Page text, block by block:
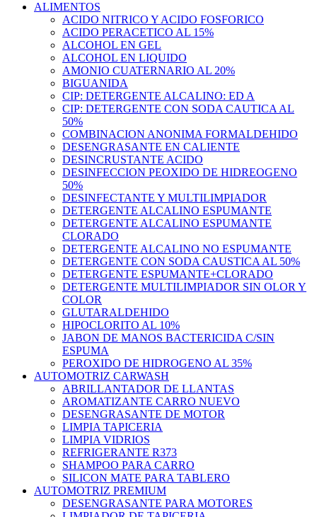
ALIMENTOS
ACIDO NITRICO Y ACIDO FOSFORICO
ACIDO PERACETICO AL 15%
ALCOHOL EN GEL
ALCOHOL EN LIQUIDO
AMONIO CUATERNARIO AL 20%
BIGUANIDA
CIP: DETERGENTE ALCALINO: ED A
CIP: DETERGENTE CON SODA CAUTICA AL
50%
COMBINACION ANONIMA FORMALDEHIDO
DESENGRASANTE EN CALIENTE
DESINCRUSTANTE ACIDO
DESINFECCION PEOXIDO DE HIDREOGENO
50%
DESINFECTANTE Y MULTILIMPIADOR
DETERGENTE ALCALINO ESPUMANTE
DETERGENTE ALCALINO ESPUMANTE
CLORADO
DETERGENTE ALCALINO NO ESPUMANTE
DETERGENTE CON SODA CAUSTICA AL 50%
DETERGENTE ESPUMANTE+CLORADO
DETERGENTE MULTILIMPIADOR SIN OLOR Y
COLOR
GLUTARALDEHIDO
HIPOCLORITO AL 10%
JABON DE MANOS BACTERICIDA C/SIN
ESPUMA
PEROXIDO DE HIDROGENO AL 35%
AUTOMOTRIZ CARWASH
ABRILLANTADOR DE LLANTAS
AROMATIZANTE CARRO NUEVO
DESENGRASANTE DE MOTOR
LIMPIA TAPICERIA
LIMPIA VIDRIOS
REFRIGERANTE R373
SHAMPOO PARA CARRO
SILICON MATE PARA TABLERO
AUTOMOTRIZ PREMIUM
DESENGRASANTE PARA MOTORES